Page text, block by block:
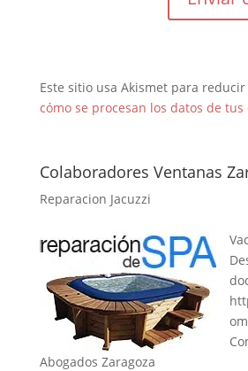
Este sitio usa Akismet para
cómo se procesan los datos de
Colaboradores Ventanas
Reparacion Jacuzzi
Abogados Zaragoza